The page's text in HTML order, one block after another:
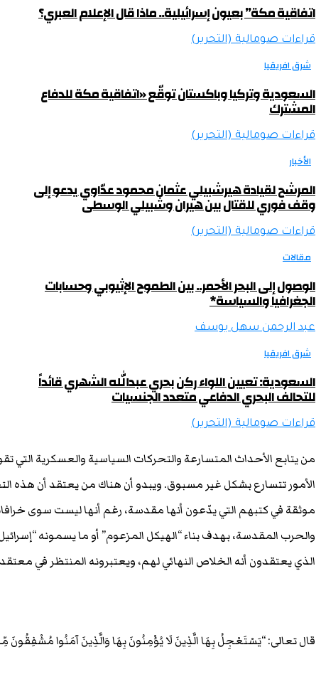
اتفاقية مكة” بعيون إسرائيلية.. ماذا قال الإعلام العبري؟
قراءات صومالية (التحرير)
شرق افريقيا
السعودية وتركيا وباكستان توقّع «اتفاقية مكة للدفاع
المشترك
قراءات صومالية (التحرير)
الأخبار
المرشح لقيادة هيرشبيلي عثمان محمود عدّاوي يدعو إلى
وقف فوري للقتال بين هيران وشبيلي الوسطى
قراءات صومالية (التحرير)
مقالات
الوصول إلى البحر الأحمر.. بين الطموح الإثيوبي وحسابات
الجغرافيا والسياسة*
عبد الرحمن سهل يوسف
شرق افريقيا
السعودية: تعيين اللواء ركن بحري عبدالله الشهري قائداً
للتحالف البحري الدفاعي متعدد الجنسيات
قراءات صومالية (التحرير)
من يتابع الأحداث المتسارعة والتحركات السياسية والعسكرية التي
الأمور تتسارع بشكل غير مسبوق. ويبدو أن هناك من يعتقد أن
موثقة في كتبهم التي يدّعون أنها مقدسة، رغم أنها ليست سوى
والحرب المقدسة، بهدف بناء “الهيكل المزعوم” أو ما يسمونه
الذي يعتقدون أنه الخلاص النهائي لهم، ويعتبرونه المنتظر في
قال تعالى: “يَسْتَعْجِلُ بِهَا الَّذِينَ لَا يُؤْمِنُونَ بِهَا وَالَّذِينَ آمَنُوا مُشْفِقُونَ